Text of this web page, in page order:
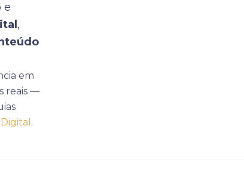
e
,
em
reais —
.